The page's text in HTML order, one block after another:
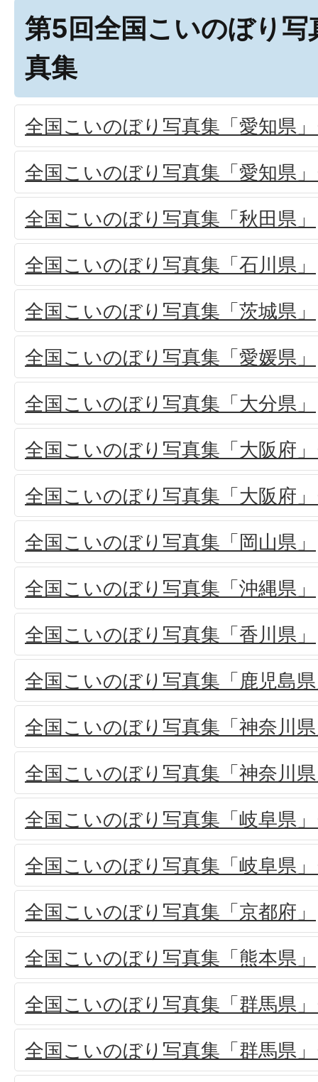
第5回全国こいのぼり写
真集
全国こいのぼり写真集「愛知県
全国こいのぼり写真集「愛知県
全国こいのぼり写真集「秋田県」
全国こいのぼり写真集「石川県」
全国こいのぼり写真集「茨城県」
全国こいのぼり写真集「愛媛県」
全国こいのぼり写真集「大分県」
全国こいのぼり写真集「大阪府
全国こいのぼり写真集「大阪府
全国こいのぼり写真集「岡山県」
全国こいのぼり写真集「沖縄県」
全国こいのぼり写真集「香川県」
全国こいのぼり写真集「鹿児島
全国こいのぼり写真集「神奈川
全国こいのぼり写真集「神奈川
全国こいのぼり写真集「岐阜県
全国こいのぼり写真集「岐阜県
全国こいのぼり写真集「京都府」
全国こいのぼり写真集「熊本県」
全国こいのぼり写真集「群馬県
全国こいのぼり写真集「群馬県